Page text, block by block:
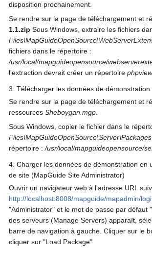
disposition prochainement.
Se rendre sur la page de téléchargement et
1.1.zip Sous Windows, extraire les fichiers
fichiers dans le répertoire :
/usr/local/mapguideopensource/
l'extraction devrait créer un répertoire
3. Télécharger les données de démonstration.
Se rendre sur la page de téléchargement et
ressources Sheboygan.mgp.
Sous Windows, copier le fichier dans le
Files\MapGuideOpenSource\Server\Packages
répertoire :/usr/local/mapguideopensource/
4. Charger les données de démonstration en
de site (MapGuide Site Administrator)
Ouvrir un navigateur web à l'adresse URL
http://localhost:8008/mapguide/mapadmin/
"Administrator" et le mot de passe par défaut
des serveurs (Manage Servers) apparaît,
barre de navigation à gauche. Cliquer sur le
cliquer sur "Load Package"